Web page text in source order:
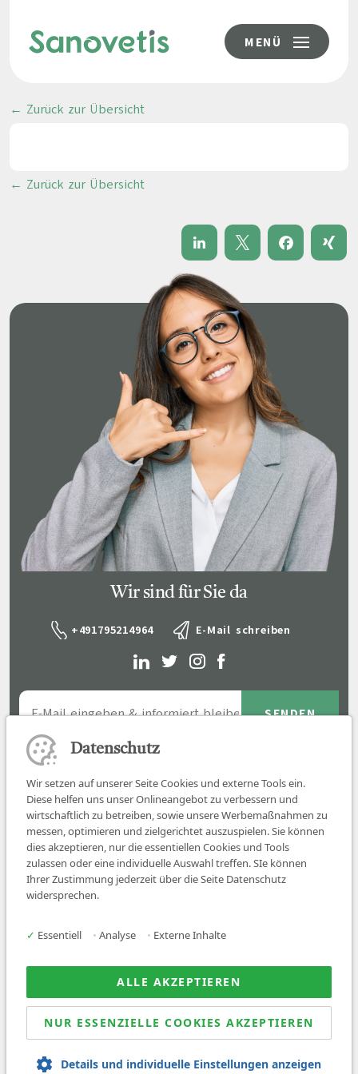
MENÜ
← Zurück zur Übersicht
← Zurück zur Übersicht
Wir sind für Sie da
+491795214964 E-Mail schreiben
Job finden
Über uns
News
© 2026 Sanovetis. All rights reserved.
Datenschutz
Wir setzen auf unserer Seite Cookies und externe Tools ein.
Diese helfen uns unser Onlineangebot zu verbessern und
wirtschaftlich zu betreiben, sowie unsere Werbemaßnahmen zu
messen, optimieren und zielgerichtet auszuspielen. Sie können
dies akzeptieren, nur die essentiellen Cookies und Tools
zulassen oder eine individuelle Auswahl treffen. SIe können
Ihrer Zustimmung jederzeit über die Seite Datenschutz
widersprechen.
✓ Essentiell • Analyse • Externe Inhalte
ALLE AKZEPTIEREN
NUR ESSENZIELLE COOKIES AKZEPTIEREN
Details und individuelle Einstellungen anzeigen